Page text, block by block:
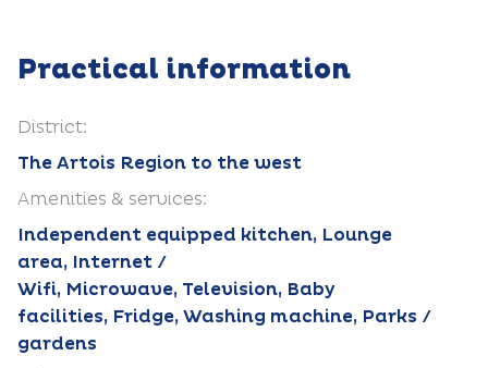
Practical information
District:
The Artois Region to the west
Amenities & services:
Independent equipped kitchen, Lounge
area, Internet /
Wifi, Microwave, Television, Baby
facilities, Fridge, Washing machine, Parks /
gardens